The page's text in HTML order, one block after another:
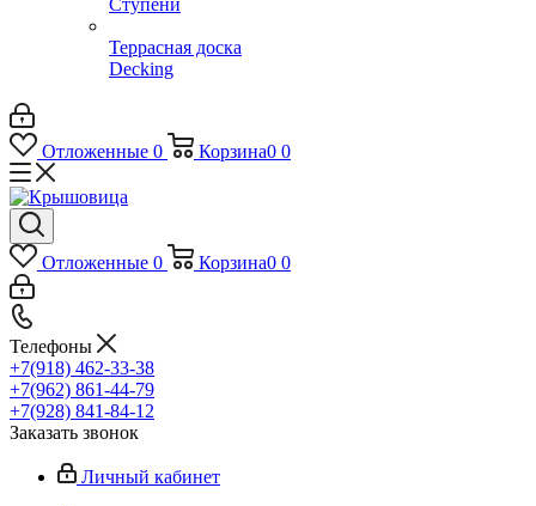
Ступени
Террасная доска
Decking
Отложенные 0 Корзина0 0
Отложенные 0 Корзина0 0
Телефоны
+7(918) 462-33-38
+7(962) 861-44-79
+7(928) 841-84-12
Заказать звонок
Личный кабинет